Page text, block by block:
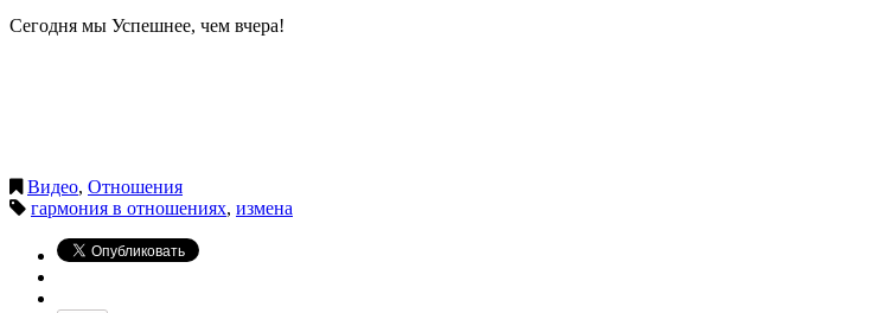
Сегодня мы Успешнее, чем вчера!
Видео, Отношения
гармония в отношениях, измена